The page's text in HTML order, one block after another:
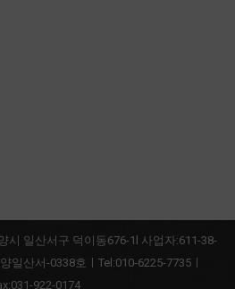
시 일산서구 덕이동676-1l 사업자:611-38-
일산서-0338호ㅣTel:010-6225-7735ㅣ
922-0174